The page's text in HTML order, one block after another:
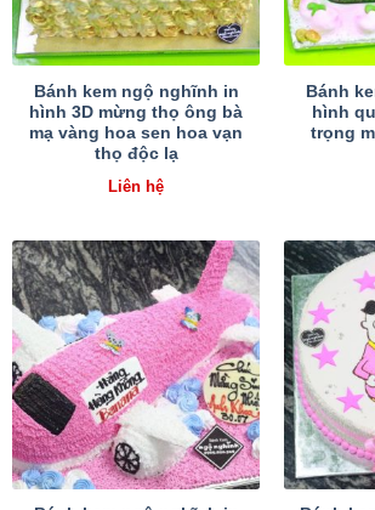
Bánh kem ngộ nghĩnh in
hình 3D mừng thọ ông bà
mạ vàng hoa sen hoa vạn
thọ độc lạ
Liên hệ
Bánh
hình
trọng